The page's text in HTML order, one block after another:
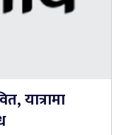
यात्रामा